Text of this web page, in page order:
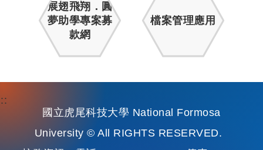
展翅飛翔．圓
夢助學專案募
款網
檔案管理應用
國立虎尾科技大學 National Formosa
University © All RIGHTS RESERVED.